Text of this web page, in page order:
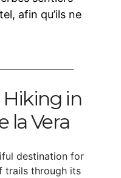
afin qu’ils ne
in
la Vera
destination for
trails through its